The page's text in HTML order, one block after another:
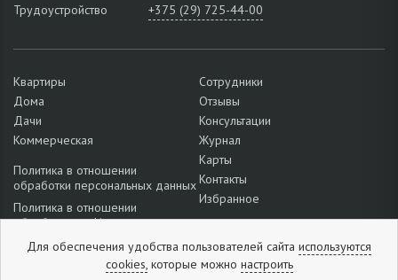
Трудоустройство
+375 (29) 725-44-00
Квартиры
Дома
Дачи
Коммерческая
Политика в отношении
обработки персональных данных
Политика в отношении
обработки cookie
Подробнее о настройках файлов
Сотрудники
Отзывы
Консультации
Журнал
Карты
Контакты
Избранное
Для обеспечения удобства пользователей сайта используются
cookies,которые можно настроить